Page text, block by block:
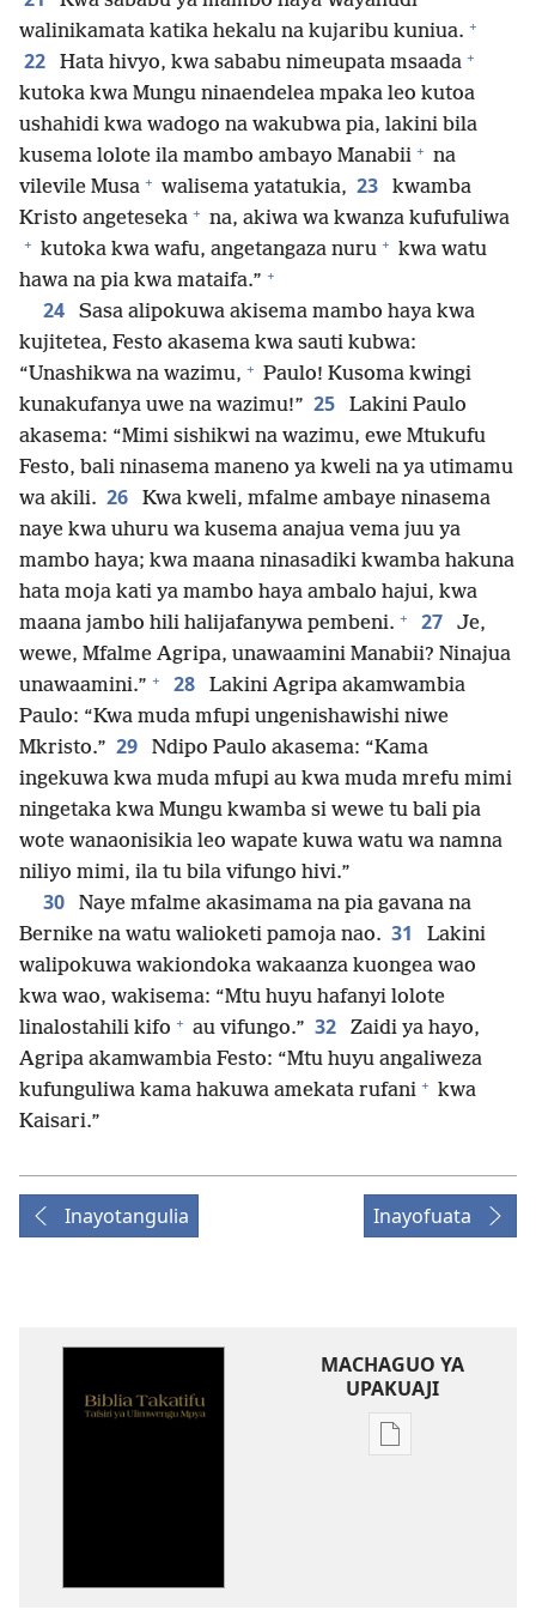
walinikamata katika hekalu na kujaribu kuniua. +
22 Hata hivyo, kwa sababu nimeupata msaada +
kutoka kwa Mungu ninaendelea mpaka leo kutoa
ushahidi kwa wadogo na wakubwa pia, lakini bila
kusema lolote ila mambo ambayo Manabii + na
vilevile Musa + walisema yatatukia, 23
kwamba
Kristo angeteseka + na, akiwa wa kwanza kufufuliwa
+ kutoka kwa wafu, angetangaza nuru + kwa watu
hawa na pia kwa mataifa.” +
24
Sasa alipokuwa akisema mambo haya kwa
kujitetea, Festo akasema kwa sauti kubwa:
“Unashikwa na wazimu, + Paulo! Kusoma kwingi
kunakufanya uwe na wazimu!” 25
Lakini Paulo
akasema: “Mimi sishikwi na wazimu, ewe Mtukufu
Festo, bali ninasema maneno ya kweli na ya utimamu
wa akili. 26
Kwa kweli, mfalme ambaye ninasema
naye kwa uhuru wa kusema anajua vema juu ya
mambo haya; kwa maana ninasadiki kwamba hakuna
hata moja kati ya mambo haya ambalo hajui, kwa
maana jambo hili halijafanywa pembeni. + 27
Je,
wewe, Mfalme Agripa, unawaamini Manabii? Ninajua
unawaamini.” + 28
Lakini Agripa akamwambia
Paulo: “Kwa muda mfupi ungenishawishi niwe
Mkristo.” 29
Ndipo Paulo akasema: “Kama
ingekuwa kwa muda mfupi au kwa muda mrefu mimi
ningetaka kwa Mungu kwamba si wewe tu bali pia
wote wanaonisikia leo wapate kuwa watu wa namna
niliyo mimi, ila tu bila vifungo hivi.”
30
Naye mfalme akasimama na pia gavana na
Bernike na watu walioketi pamoja nao. 31
Lakini
walipokuwa wakiondoka wakaanza kuongea wao
kwa wao, wakisema: “Mtu huyu hafanyi lolote
linalostahili kifo + au vifungo.” 32
Zaidi ya hayo,
Agripa akamwambia Festo: “Mtu huyu angaliweza
kufunguliwa kama hakuwa amekata rufani + kwa
Kaisari.”
Inayotangulia Inayofuata
MACHAGUO YA
UPAKUAJI
Mbinu